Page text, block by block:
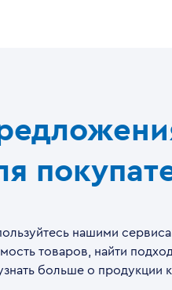
нашими
товаров, найти
больше о продукции